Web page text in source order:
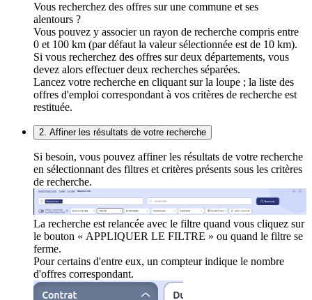
Vous recherchez des offres sur une commune et ses
alentours ?
Vous pouvez y associer un rayon de recherche compris entre
0 et 100 km (par défaut la valeur sélectionnée est de 10 km).
Si vous recherchez des offres sur deux départements, vous
devez alors effectuer deux recherches séparées.
Lancez votre recherche en cliquant sur la loupe ; la liste des
offres d'emploi correspondant à vos critères de recherche est
restituée.
2. Affiner les résultats de votre recherche
Si besoin, vous pouvez affiner les résultats de votre recherche
en sélectionnant des filtres et critères présents sous les critères
de recherche.
La recherche est relancée avec le filtre quand vous cliquez sur
le bouton « APPLIQUER LE FILTRE » ou quand le filtre se
ferme.
Pour certains d'entre eux, un compteur indique le nombre
d'offres correspondant.